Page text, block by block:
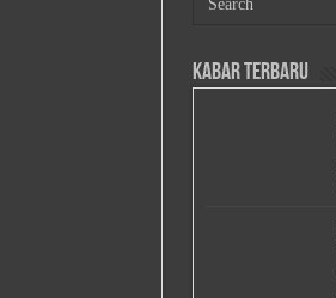
Kabar Terbaru